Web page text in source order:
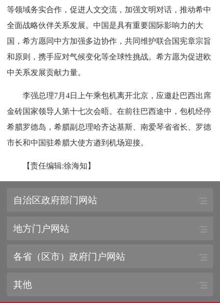
等领域务实合作，促进人文交流，加强文明对话，推动希中
全面战略伙伴关系发展。中国是具有重要国际影响力的大
国，希方愿同中方加强多边协作，共同维护联合国宪章宗旨
和原则，携手应对气候变化等全球性挑战。希方愿为促进欧
中关系发展贡献力量。
李强总理7月4日上午乘包机离开北京，应邀赴巴西出席
金砖国家领导人第十七次会晤。在前往巴西途中，包机经停
希腊罗德岛，希腊副总理哈齐达基斯、南爱琴省省长、罗德
市长和中国驻希腊大使方遒到机场迎接。
【责任编辑:徐海知】
自治区政府部门网站
地方门户网站
各省（区市）政府门户网站
其他